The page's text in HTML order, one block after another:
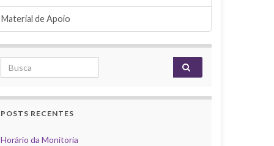
Material de Apoio
Search for:
POSTS RECENTES
Horário da Monitoria